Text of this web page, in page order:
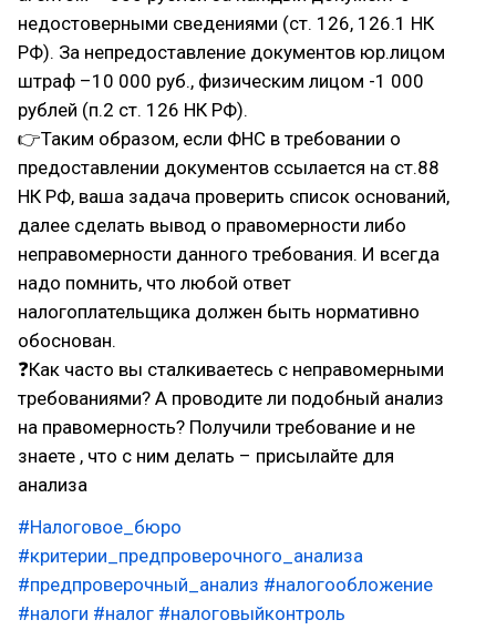
недостоверными сведениями (ст. 126, 126.1 НК
РФ). За непредоставление документов юр.лицом
штраф –10 000 руб., физическим лицом -1 000
рублей (п.2 ст. 126 НК РФ).
👉Таким образом, если ФНС в требовании о
предоставлении документов ссылается на ст.88
НК РФ, ваша задача проверить список оснований,
далее сделать вывод о правомерности либо
неправомерности данного требования. И всегда
надо помнить, что любой ответ
налогоплательщика должен быть нормативно
обоснован.
❓Как часто вы сталкиваетесь с неправомерными
требованиями? А проводите ли подобный анализ
на правомерность? Получили требование и не
знаете , что с ним делать – присылайте для
анализа
#Налоговое_бюро
#критерии_предпроверочного_анализа
#предпроверочный_анализ #налогообложение
#налоги #налог #налоговыйконтроль